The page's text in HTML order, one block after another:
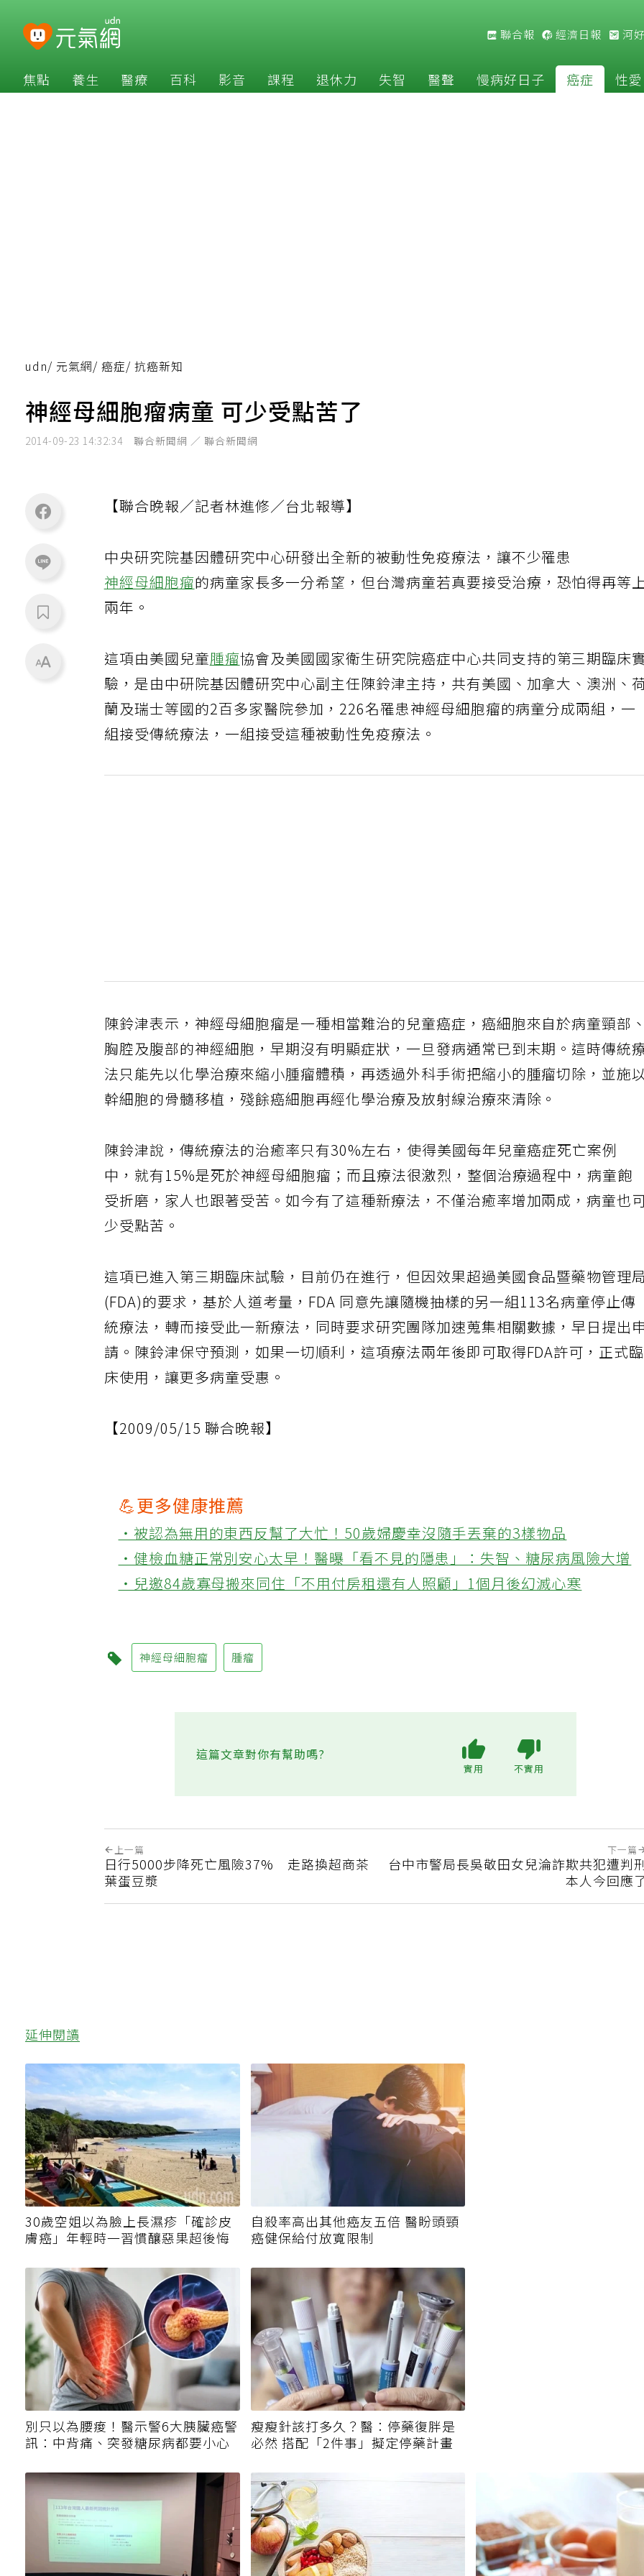
聯合報 經濟日報 河
焦點 養生 醫療 百科 影音 課程 退休力 失智 醫聲 慢病好日子 癌症 性愛
udn/ 元氣網/ 癌症/ 抗癌新知
神經母細胞瘤病童 可少受點苦了
2014-09-23 14:32:34 聯合新聞網 ／ 聯合新聞網
【聯合晚報／記者林進修／台北報導】
中央研究院基因體研究中心研發出全新的被動性免疫療法，讓不少罹患
神經母細胞瘤的病童家長多一分希望，但台灣病童若真要接受治療，恐怕得再等
兩年。
這項由美國兒童腫瘤協會及美國國家衛生研究院癌症中心共同支持的第三期臨床
驗，是由中研院基因體研究中心副主任陳鈴津主持，共有美國、加拿大、澳洲、
蘭及瑞士等國的2百多家醫院參加，226名罹患神經母細胞瘤的病童分成兩組，一
組接受傳統療法，一組接受這種被動性免疫療法。
陳鈴津表示，神經母細胞瘤是一種相當難治的兒童癌症，癌細胞來自於病童頸部、
胸腔及腹部的神經細胞，早期沒有明顯症狀，一旦發病通常已到末期。這時傳統
法只能先以化學治療來縮小腫瘤體積，再透過外科手術把縮小的腫瘤切除，並施
幹細胞的骨髓移植，殘餘癌細胞再經化學治療及放射線治療來清除。
陳鈴津說，傳統療法的治癒率只有30%左右，使得美國每年兒童癌症死亡案例
中，就有15%是死於神經母細胞瘤；而且療法很激烈，整個治療過程中，病童飽
受折磨，家人也跟著受苦。如今有了這種新療法，不僅治癒率增加兩成，病童也可
少受點苦。
這項已進入第三期臨床試驗，目前仍在進行，但因效果超過美國食品暨藥物管理局
(FDA)的要求，基於人道考量，FDA 同意先讓隨機抽樣的另一組113名病童停止傳
統療法，轉而接受此一新療法，同時要求研究團隊加速蒐集相關數據，早日提出申
請。陳鈴津保守預測，如果一切順利，這項療法兩年後即可取得FDA許可，正式臨
床使用，讓更多病童受惠。
【2009/05/15 聯合晚報】
💪更多健康推薦
‧被認為無用的東西反幫了大忙！50歲婦慶幸沒隨手丟棄的3樣物品
‧健檢血糖正常別安心太早！醫曝「看不見的隱患」：失智、糖尿病風險大增
‧兒邀84歲寡母搬來同住「不用付房租還有人照顧」1個月後幻滅心寒
神經母細胞瘤 腫瘤
這篇文章對你有幫助嗎?
實用 不實用
上一篇
日行5000步降死亡風險37% 走路換超商茶
葉蛋豆漿
下一篇
台中市警局長吳敬田女兒淪詐欺共犯遭判
本人今回應了
延伸閱讀
30歲空姐以為臉上長濕疹「確診皮
膚癌」年輕時一習慣釀惡果超後悔
自殺率高出其他癌友五倍 醫盼頭頸
癌健保給付放寬限制
別只以為腰痠！醫示警6大胰臟癌警
訊：中背痛、突發糖尿病都要小心
瘦瘦針該打多久？醫：停藥復胖是
必然 搭配「2件事」擬定停藥計畫